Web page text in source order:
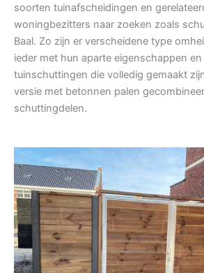
soorten tuinafscheidingen en
woningbezitters naar zoeken zoals
Baal. Zo zijn er verscheidene type
ieder met hun aparte eigenschappen
tuinschuttingen die volledig gemaakt
versie met betonnen palen
schuttingdelen.